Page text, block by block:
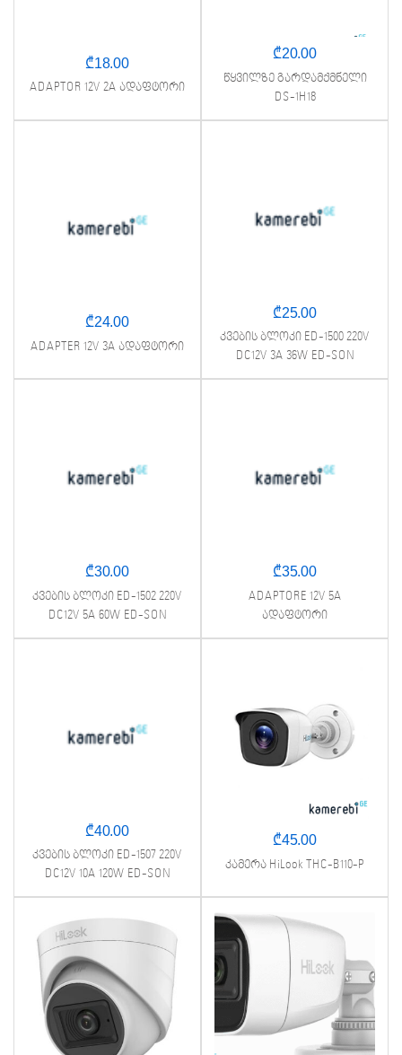
₾18.00
ADAPTOR 12V 2A ადაფტორი
₾20.00
წყვილზე გარდამქმნელი
DS-1H18
₾24.00
ADAPTER 12V 3A ადაფტორი
₾25.00
კვების ბლოკი ED-1500 220V
DC12V 3A 36W ED-SON
₾30.00
კვების ბლოკი ED-1502 220V
DC12V 5A 60W ED-SON
₾35.00
ADAPTORE 12V 5A
ადაფტორი
₾40.00
კვების ბლოკი ED-1507 220V
DC12V 10A 120W ED-SON
₾45.00
კამერა HiLook THC-B110-P